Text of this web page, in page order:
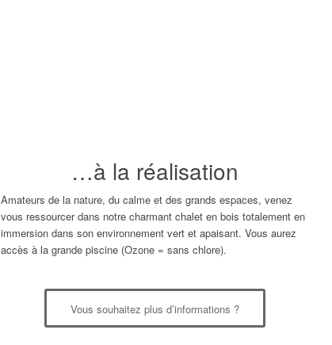
…à la réalisation
Amateurs de la nature, du calme et des grands espaces, venez
vous ressourcer dans notre charmant chalet en bois totalement en
immersion dans son environnement vert et apaisant. Vous aurez
accès à la grande piscine (Ozone = sans chlore).
Vous souhaitez plus d’informations ?